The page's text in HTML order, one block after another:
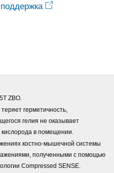
ZBO.
герметичность,
гелия не оказывает
в помещении.
костно-мышечной системы
полученными с помощью
Compressed SENSE.